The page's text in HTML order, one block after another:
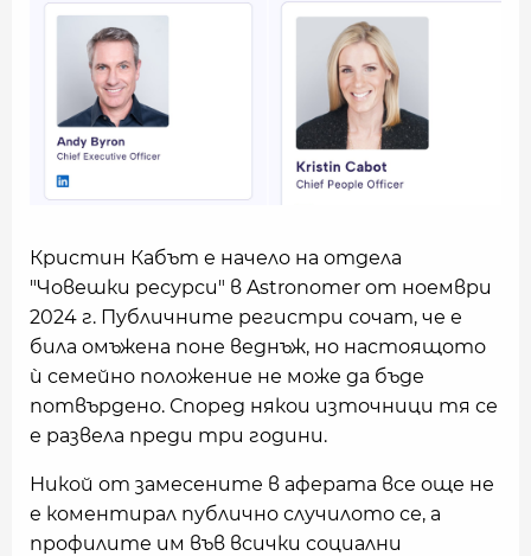
Кристин Кабът е начело на отдела
"Човешки ресурси" в Astronomer от ноември
2024 г. Публичните регистри сочат, че е
била омъжена поне веднъж, но настоящото
ѝ семейно положение не може да бъде
потвърдено. Според някои източници тя се
е развела преди три години.
Никой от замесените в аферата все още не
е коментирал публично случилото се, а
профилите им във всички социални